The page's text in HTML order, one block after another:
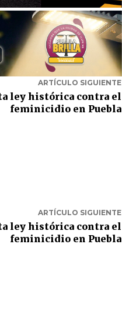
ARTÍCULO SIGUIENTE
ley histórica contra el
feminicidio en Puebla
ARTÍCULO SIGUIENTE
ley histórica contra el
feminicidio en Puebla